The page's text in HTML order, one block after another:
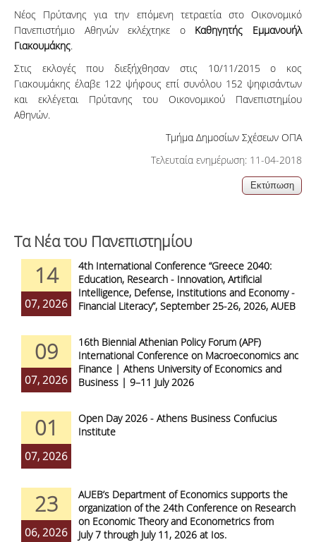
Νέος Πρύτανης για την επόμενη τετραετία στο Οικονομικό
Πανεπιστήμιο Αθηνών εκλέχτηκε ο Καθηγητής Εμμανουήλ
Γιακουμάκης.
Στις εκλογές που διεξήχθησαν στις 10/11/2015 ο κος
Γιακουμάκης έλαβε 122 ψήφους επί συνόλου 152 ψηφισάντων
και εκλέγεται Πρύτανης του Οικονομικού Πανεπιστημίου
Αθηνών.
Τμήμα Δημοσίων Σχέσεων ΟΠΑ
Τελευταία ενημέρωση: 11-04-2018
Τα Νέα του Πανεπιστημίου
14
07, 2026
4th International Conference “Greece 2040:
Education, Research - Innovation, Artificial
Intelligence, Defense, Institutions and Economy -
Financial Literacy”, September 25-26, 2026, AUEB
09
07, 2026
16th Biennial Athenian Policy Forum (APF)
International Conference on Macroeconomics and
Finance | Athens University of Economics and
Business | 9–11 July 2026
01
07, 2026
Open Day 2026 - Athens Business Confucius
Institute
23
06, 2026
AUEB’s Department of Economics supports the
organization of the 24th Conference on Research
on Economic Theory and Econometrics from
July 7 through July 11, 2026 at Ios.